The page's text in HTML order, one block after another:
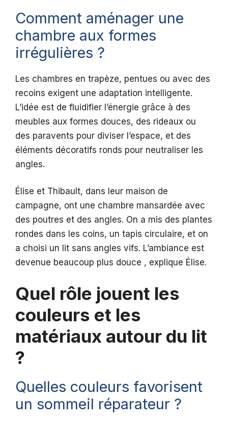
Comment aménager une
chambre aux formes
irrégulières ?
Les chambres en trapèze, pentues ou avec des
recoins exigent une adaptation intelligente.
L’idée est de fluidifier l’énergie grâce à des
meubles aux formes douces, des rideaux ou
des paravents pour diviser l’espace, et des
éléments décoratifs ronds pour neutraliser les
angles.
Élise et Thibault, dans leur maison de
campagne, ont une chambre mansardée avec
des poutres et des angles. On a mis des plantes
rondes dans les coins, un tapis circulaire, et on
a choisi un lit sans angles vifs. L’ambiance est
devenue beaucoup plus douce , explique Élise.
Quel rôle jouent les
couleurs et les
matériaux autour du lit
?
Quelles couleurs favorisent
un sommeil réparateur ?